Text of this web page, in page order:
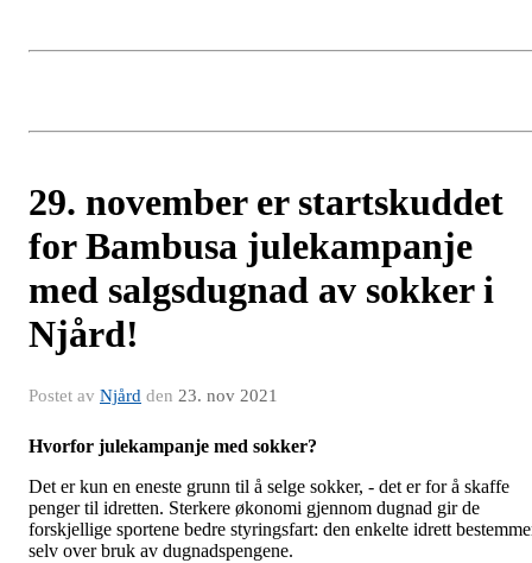
29. november er startskuddet
for Bambusa julekampanje
med salgsdugnad av sokker i
Njård!
Postet av Njård den 23. nov 2021
Hvorfor julekampanje med sokker?
Det er kun en eneste grunn til å selge sokker, - det er for å skaffe
penger til idretten. Sterkere økonomi gjennom dugnad gir de
forskjellige sportene bedre styringsfart: den enkelte idrett
selv over bruk av dugnadspengene.